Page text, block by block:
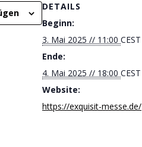
DETAILS
Beginn:
3. Mai 2025 // 11:00 CEST
Ende:
4. Mai 2025 // 18:00 CEST
Website:
https://exquisit-messe.de/